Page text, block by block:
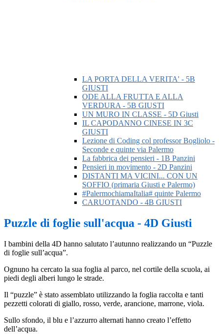
LA PORTA DELLA VERITA' - 5B
GIUSTI
ODE ALLA FRUTTA E ALLA
VERDURA - 5B GIUSTI
UN MURO IN CLASSE - 5D Giusti
IL CAPODANNO CINESE IN 3C
GIUSTI
Lezione di Coding col professor Bogliolo -
Seconde e quinte via Palermo
La fabbrica dei pensieri - 1B Panzini
Pensieri in movimento - 2D Panzini
DISTANTI MA VICINI... CON UN
SOFFIO (primaria Giusti e Palermo)
#PalermochiamaItalia# quinte Palermo
CARUOTANDO - 4B GIUSTI
Puzzle di foglie sull'acqua - 4D Giusti
I bambini della 4D hanno salutato l’autunno realizzando un “Puzzle
di foglie sull’acqua”.
Ognuno ha cercato la sua foglia al parco, nel cortile della scuola, ai
piedi degli alberi lungo le strade.
Il “puzzle” è stato assemblato utilizzando la foglia raccolta e tanti
pezzetti colorati di giallo, rosso, verde, arancione, marrone, viola.
Sullo sfondo, il blu e l’azzurro alternati hanno creato l’effetto
dell’acqua.